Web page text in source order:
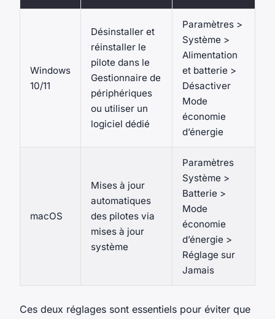
Windows
10/11
Désinstaller et
réinstaller le
pilote dans le
Gestionnaire de
périphériques
ou utiliser un
logiciel dédié
Paramètres >
Système >
Alimentation
et batterie >
Désactiver
Mode
économie
d’énergie
macOS
Mises à jour
automatiques
des pilotes via
mises à jour
système
Paramètres
Système >
Batterie >
Mode
économie
d’énergie >
Réglage sur
Jamais
Ces deux réglages sont essentiels pour éviter que